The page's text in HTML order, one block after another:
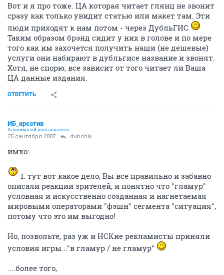
Вот и я про тоже. ЦА которая читает глянц не звонит
сразу как только увидит статью или макет там. Эти
люди приходят к нам потом - через ДубльГИС
Таким образом брэнд сидит у них в голове и по мере
того как им захочется получить наши (не дешевые)
услуги они набирают в дубльгисе название и звонят.
Хотя, не спорю, все зависит от того читает ли Ваша
ЦА данные издания.
ОТВЕТИТЬ
ИБ_креатив
Анонимный пользователь
25 сентября 2007 dubchik
имхо:
1. тут вот какое дело, Вы все правильно и забавно
описали реакции зрителей, и понятно что "гламур"
условная и искусственно созданная и нагнетаемая
мировыми операторами "фэшн" сегмента "ситуация",
потому что это им выгодно!
Но, позвольте, раз уж и НСКие рекламисты приняли
условия игры..."в гламур / не гламур"
....более того,